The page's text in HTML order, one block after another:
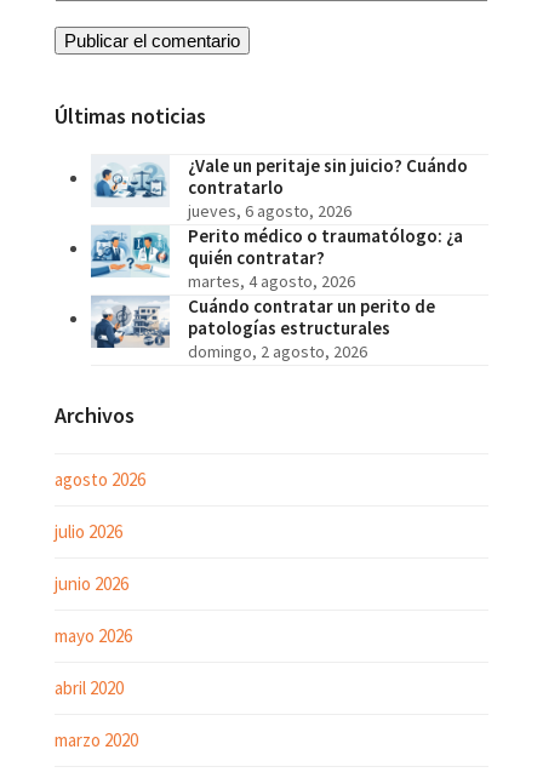
Últimas noticias
¿Vale un peritaje sin juicio? Cuándo
contratarlo
jueves, 6 agosto, 2026
Perito médico o traumatólogo: ¿a
quién contratar?
martes, 4 agosto, 2026
Cuándo contratar un perito de
patologías estructurales
domingo, 2 agosto, 2026
Archivos
agosto 2026
julio 2026
junio 2026
mayo 2026
abril 2020
marzo 2020